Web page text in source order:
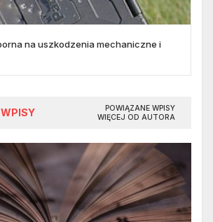
na uszkodzenia mechaniczne i
POWIĄZANE WPISY
WIĘCEJ OD AUTORA